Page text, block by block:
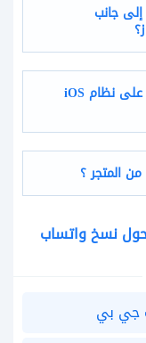
هل يمكنني استخدام GBWhatsApp إلى جانب
هل يمكنني استخدام GBWhatsApp على نظام iOS
المتجر ؟
حول نسخ واتساب
جي بي